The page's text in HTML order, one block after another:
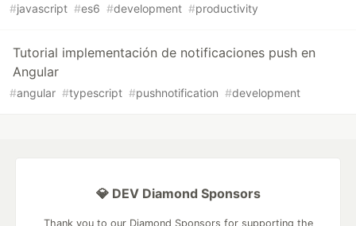
#javascript #es6 #development #productivity
Tutorial implementación de notificaciones push en
Angular
#angular #typescript #pushnotification #development
💎 DEV Diamond Sponsors
Thank you to our Diamond Sponsors for supporting the